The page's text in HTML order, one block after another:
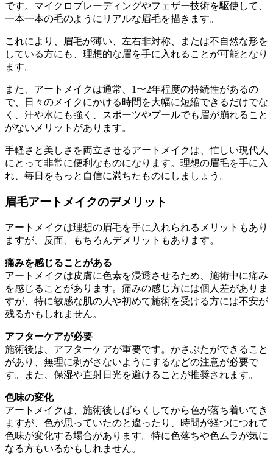
です。マイクロブレーディングやフェザー技術を駆使して、
一本一本の毛のようにリアルな眉毛を描きます。
これにより、眉毛が薄い、左右非対称、または不自然な形を
している方にも、理想的な眉を手に入れることが可能となり
ます。
また、アートメイクは通常、1〜2年程度の持続性があるの
で、日々のメイクにかける時間を大幅に短縮できるだけでな
く、汗や水にも強く、スポーツやプールでも眉が崩れること
がないメリットがあります。
手軽さと美しさを両立させるアートメイクは、忙しい現代人
にとって非常に便利なものになります。理想の眉毛を手に入
れ、毎日をもっと自信に満ちたものにしましょう。
眉毛アートメイクのデメリット
アートメイクは理想の眉毛を手に入れられるメリットもあり
ますが、反面、もちろんデメリットもあります。
痛みを感じることがある
アートメイクは皮膚に色素を浸透させるため、施術中に痛み
を感じることがあります。痛みの感じ方には個人差がありま
すが、特に敏感な肌の人や初めて施術を受ける方には不安が
残るかもしれません。
アフターケアが必要
施術後は、アフターケアが重要です。かさぶたができること
があり、無理に剥がさないようにするなどの注意が必要で
す。また、保湿や直射日光を避けることが推奨されます。
色味の変化
アートメイクは、施術後しばらくしてから色が落ち着いてき
ますが、色が思っていたのと違ったり、時間が経つにつれて
色味が変化する場合があります。特に色落ちや色ムラが気に
なる方もいるかもしれません。